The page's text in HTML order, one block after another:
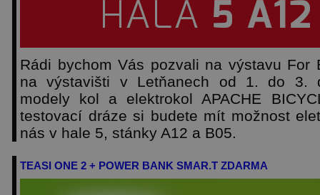
Rádi bychom Vás pozvali na výstavu For
na výstavišti v Letňanech od 1. do 3.
modely kol a elektrokol APACHE
testovací dráze si budete mít možnost
nás v hale 5, stánky A12 a B05.
TEASI ONE 2 + POWER BANK SMAR.T ZDARMA